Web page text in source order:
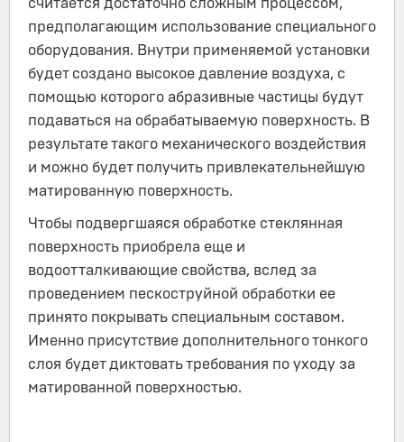
считается достаточно сложным процессом,
предполагающим использование специального
оборудования. Внутри применяемой установки
будет создано высокое давление воздуха, с
помощью которого абразивные частицы будут
подаваться на обрабатываемую поверхность. В
результате такого механического воздействия
и можно будет получить привлекательнейшую
матированную поверхность.
Чтобы подвергшаяся обработке стеклянная
поверхность приобрела еще и
водоотталкивающие свойства, вслед за
проведением пескоструйной обработки ее
принято покрывать специальным составом.
Именно присутствие дополнительного тонкого
слоя будет диктовать требования по уходу за
матированной поверхностью.